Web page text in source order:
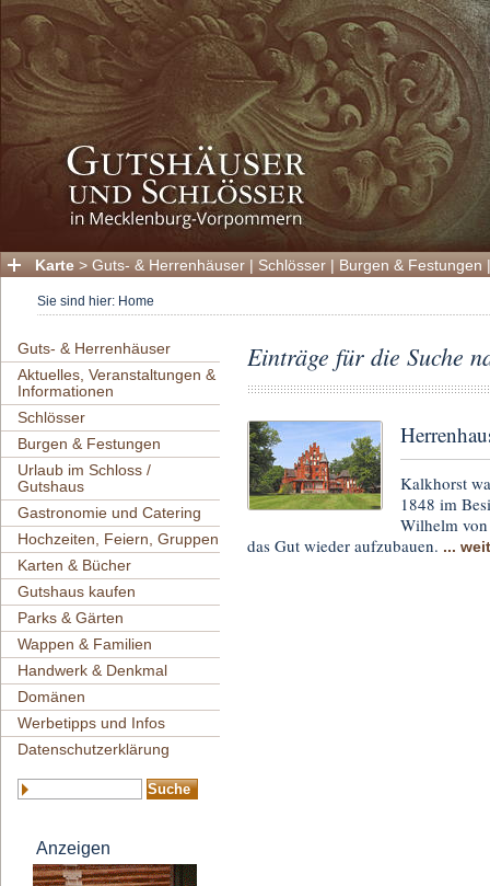
Karte > Guts- & Herrenhäuser | Schlösser | Burgen & Festungen
Sie sind hier: Home
Guts- & Herrenhäuser
Aktuelles, Veranstaltungen &
Informationen
Schlösser
Burgen & Festungen
Urlaub im Schloss /
Gutshaus
Gastronomie und Catering
Hochzeiten, Feiern, Gruppen
Karten & Bücher
Gutshaus kaufen
Parks & Gärten
Wappen & Familien
Handwerk & Denkmal
Domänen
Werbetipps und Infos
Datenschutzerklärung
Anzeigen
Einträge für die Suche
Kalkhorst
1848 im
Wilhelm
das Gut wieder aufzubauen. ...